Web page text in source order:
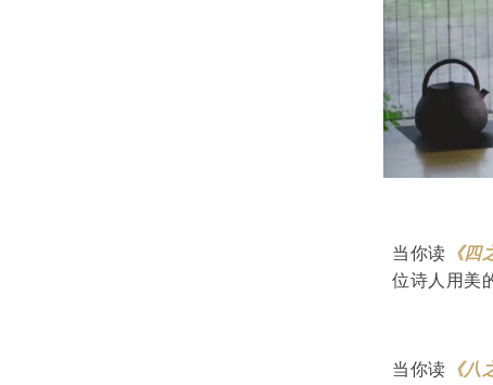
当你读 《四
位诗人用美
当你读 《八